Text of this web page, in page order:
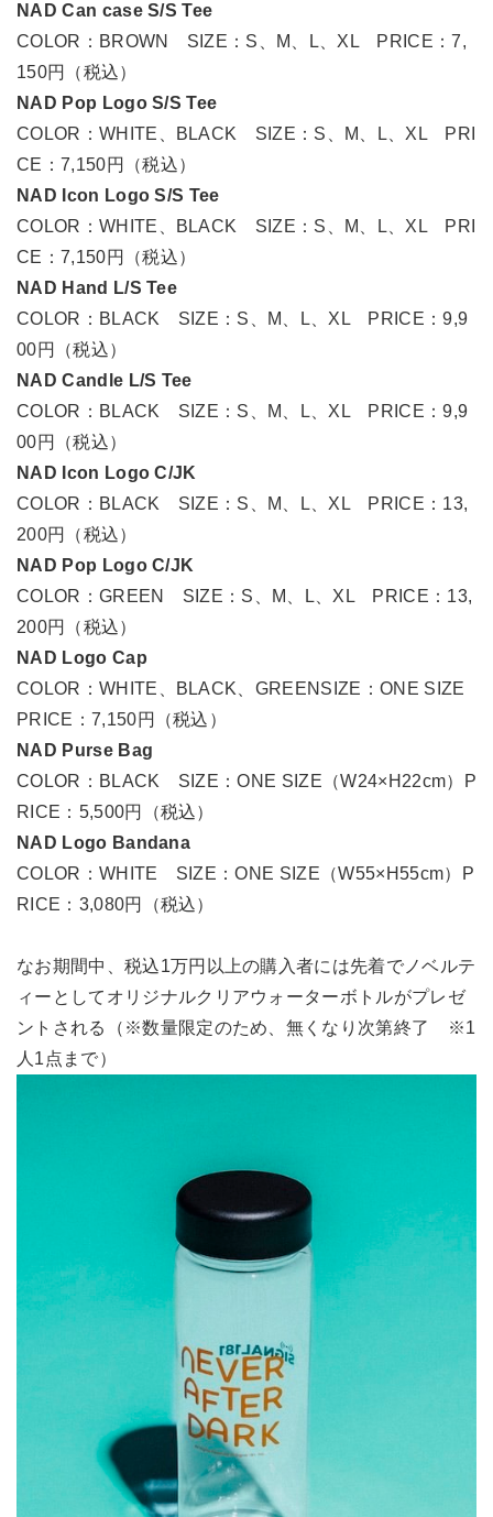
NAD Can case S/S Tee
COLOR：BROWN SIZE：S、M、L、XL PRICE：7,
150円（税込）
NAD Pop Logo S/S Tee
COLOR：WHITE、BLACK SIZE：S、M、L、XL PRI
CE：7,150円（税込）
NAD Icon Logo S/S Tee
COLOR：WHITE、BLACK SIZE：S、M、L、XL PRI
CE：7,150円（税込）
NAD Hand L/S Tee
COLOR：BLACK SIZE：S、M、L、XL PRICE：9,9
00円（税込）
NAD Candle L/S Tee
COLOR：BLACK SIZE：S、M、L、XL PRICE：9,9
00円（税込）
NAD Icon Logo C/JK
COLOR：BLACK SIZE：S、M、L、XL PRICE：13,
200円（税込）
NAD Pop Logo C/JK
COLOR：GREEN SIZE：S、M、L、XL PRICE：13,
200円（税込）
NAD Logo Cap
COLOR：WHITE、BLACK、GREENSIZE：ONE SIZE
PRICE：7,150円（税込）
NAD Purse Bag
COLOR：BLACK SIZE：ONE SIZE（W24×H22cm）P
RICE：5,500円（税込）
NAD Logo Bandana
COLOR：WHITE SIZE：ONE SIZE（W55×H55cm）P
RICE：3,080円（税込）
なお期間中、税込1万円以上の購入者には先着でノベルテ
ィーとしてオリジナルクリアウォーターボトルがプレゼ
ントされる（※数量限定のため、無くなり次第終了 ※1
人1点まで）